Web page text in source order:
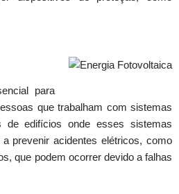
para
que trabalham com sistemas
de edifícios onde esses sistemas
prevenir acidentes elétricos, como
que podem ocorrer devido a falhas